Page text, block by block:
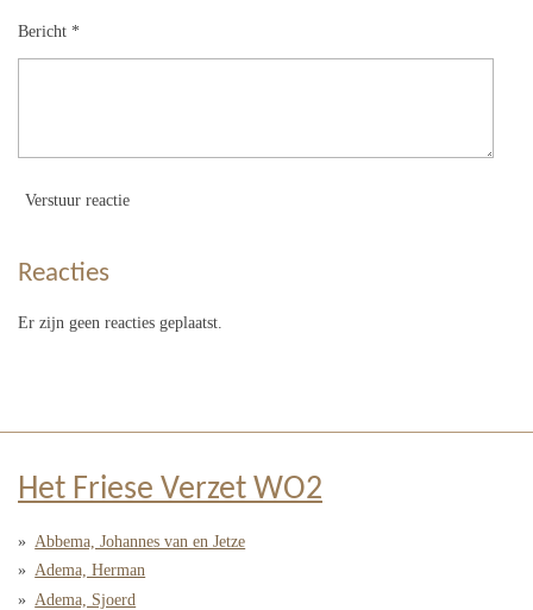
Bericht *
Verstuur reactie
Reacties
Er zijn geen reacties geplaatst.
Het Friese Verzet WO2
Abbema, Johannes van en Jetze
Adema, Herman
Adema, Sjoerd